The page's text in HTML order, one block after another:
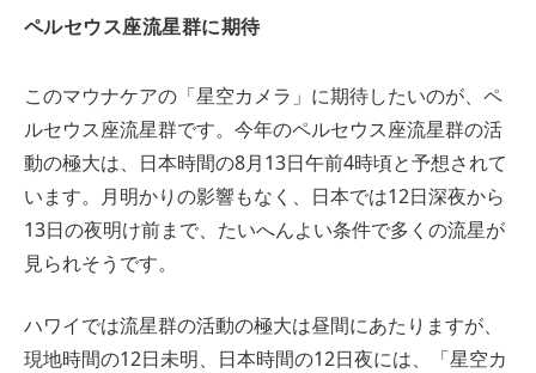
ペルセウス座流星群に期待
このマウナケアの「星空カメラ」に期待したいのが、ペ
ルセウス座流星群です。今年のペルセウス座流星群の活
動の極大は、日本時間の8月13日午前4時頃と予想されて
います。月明かりの影響もなく、日本では12日深夜から
13日の夜明け前まで、たいへんよい条件で多くの流星が
見られそうです。
ハワイでは流星群の活動の極大は昼間にあたりますが、
現地時間の12日未明、日本時間の12日夜には、「星空カ